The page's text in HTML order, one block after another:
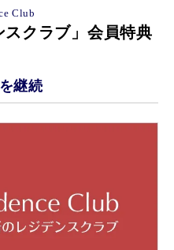
Club
スクラブ」会員特典
継続